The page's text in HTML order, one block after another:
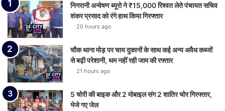
निगरानी अन्वेषण ब्यूरो ने ₹15,000 रिश्वत लेते पंचायत सचिव
शंकर प्रसाद को रंगे हाथ किया गिरफ्तार
20 hours ago
चौक थाना मोड़ पर चाय दुकानों के साथ कई अन्य अवैध कब्जों
से बढ़ी परेशानी, थम नहीं रही जाम की रफ्तार
21 hours ago
5 चोरी की बाइक और 2 मोबाइल संग 2 शातिर चोर गिरफ्तार,
भेजे गए जेल